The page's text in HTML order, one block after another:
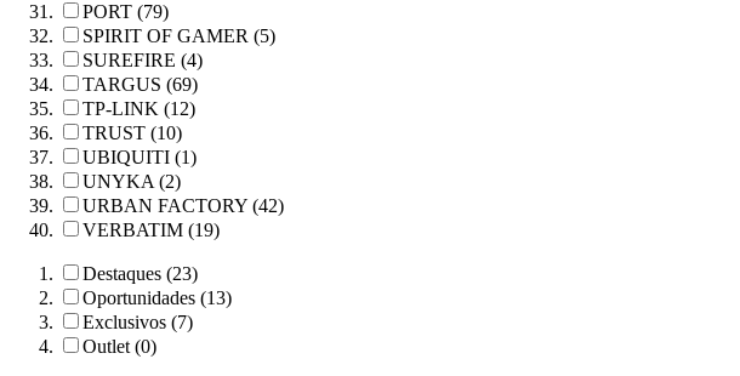
PORT (79)
SPIRIT OF GAMER (5)
SUREFIRE (4)
TARGUS (69)
TP-LINK (12)
TRUST (10)
UBIQUITI (1)
UNYKA (2)
URBAN FACTORY (42)
VERBATIM (19)
Destaques (23)
Oportunidades (13)
Exclusivos (7)
Outlet (0)